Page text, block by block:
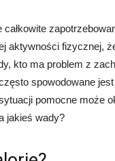
aktywności fizycznej,
kto ma problem z
spowodowane
pomocne może
jakieś wady?